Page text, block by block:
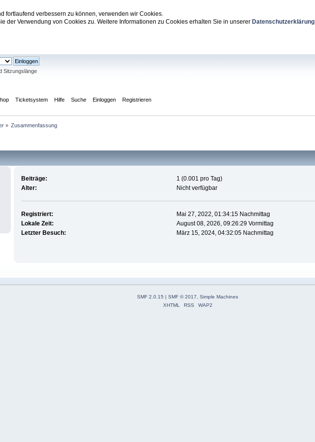
fortlaufend verbessern zu können, verwenden wir Cookies.
der Verwendung von Cookies zu. Weitere Informationen zu Cookies erhalten Sie in unserer Datenschutzerklärung
Sitzungslänge
Ticketsystem Hilfe Suche Einloggen Registrieren
» Zusammenfassung
Beiträge:
1 (0.001 pro Tag)
Alter:
Nicht verfügbar
Registriert:
Mai 27, 2022, 01:34:15 Nachmittag
Lokale Zeit:
August 08, 2026, 09:26:29 Vormittag
Letzter Besuch:
März 15, 2024, 04:32:05 Nachmittag
SMF 2.0.15 | SMF © 2017, Simple Machines
XHTML
RSS WAP2